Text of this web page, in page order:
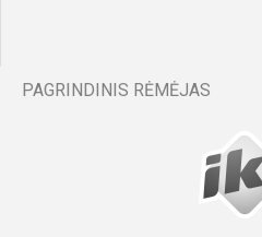
PAGRINDINIS RĖMĖJAS